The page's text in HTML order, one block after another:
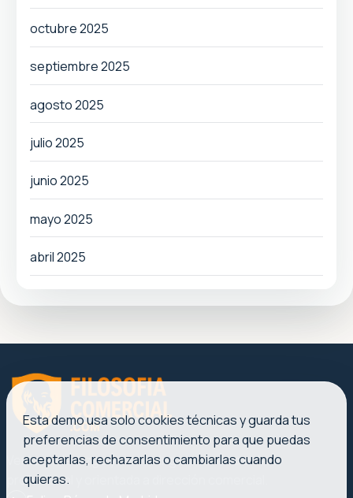
octubre 2025
septiembre 2025
agosto 2025
julio 2025
junio 2025
mayo 2025
abril 2025
Ventas, liderazgo y marketing con una voz clara,
profesional y orientada a dirección comercial.
Esta demo usa solo cookies técnicas y guarda tus
preferencias de consentimiento para que puedas
aceptarlas, rechazarlas o cambiarlas cuando
quieras.